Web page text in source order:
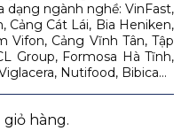
hàng.
dạng ngành nghề: VinFast,
Cát Lái, Bia Heniken,
Vifon, Cảng Vĩnh Tân, Tập
Group, Formosa Hà Tĩnh,
Nutifood, Bibica…